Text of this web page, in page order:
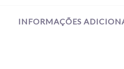
INFORMAÇÕES